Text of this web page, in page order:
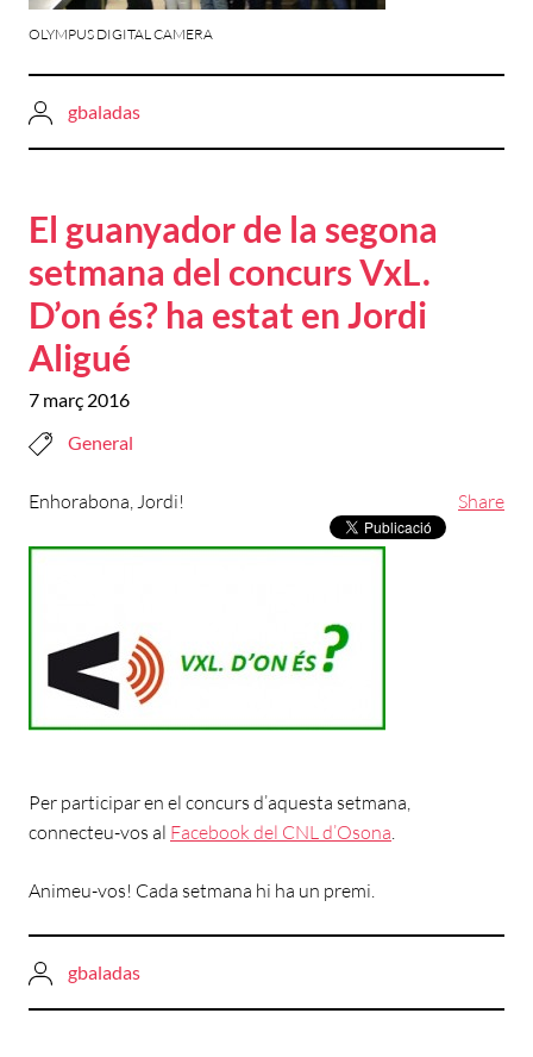
OLYMPUS DIGITAL CAMERA
gbaladas
El guanyador de la segona
setmana del concurs VxL.
D’on és? ha estat en Jordi
Aligué
7 març 2016
General
Share
Enhorabona, Jordi!
Per participar en el concurs d’aquesta setmana,
connecteu-vos al Facebook del CNL d’Osona
Animeu-vos! Cada setmana hi ha un premi.
gbaladas